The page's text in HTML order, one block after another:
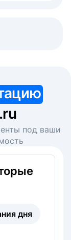
под ваши
дня